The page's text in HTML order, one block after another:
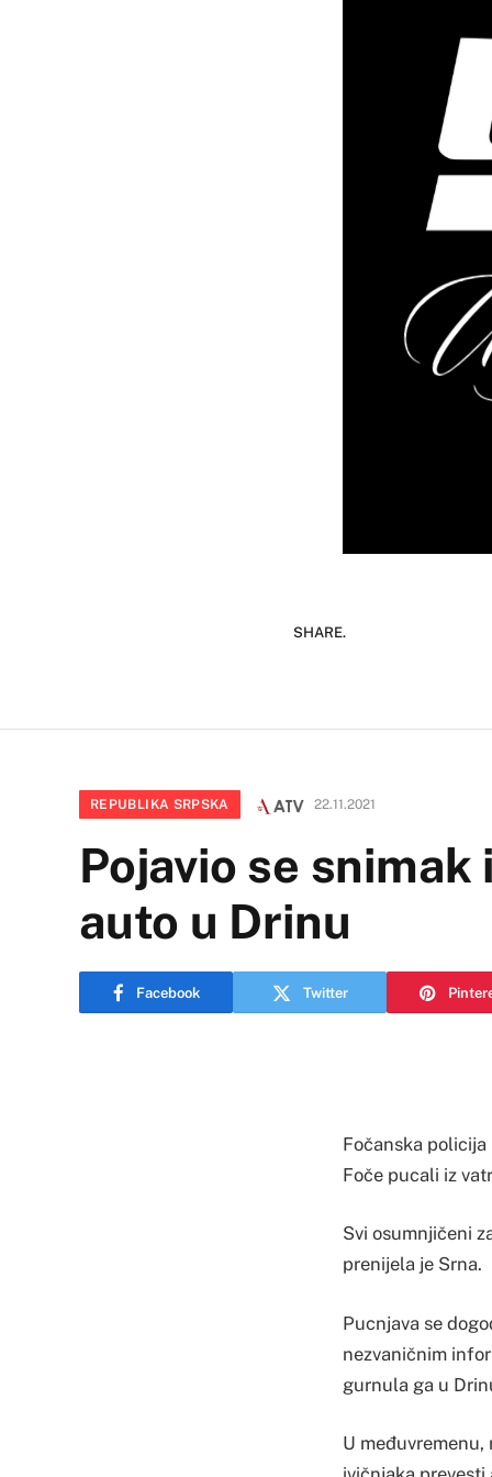
SHARE.
REPUBLIKA SRPSKA 22.11.2021
Pojavio se
auto u Drinu
Facebook Twitter
Fočanska
Foče pucali iz
Svi osumnjičeni
prenijela je Srna.
Pucnjava se
nezvaničnim
gurnula ga u
U međuvremenu,